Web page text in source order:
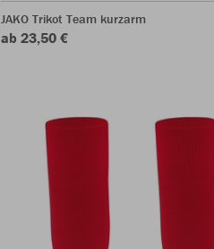
JAKO Trikot Team kurzarm
ab 23,50 €